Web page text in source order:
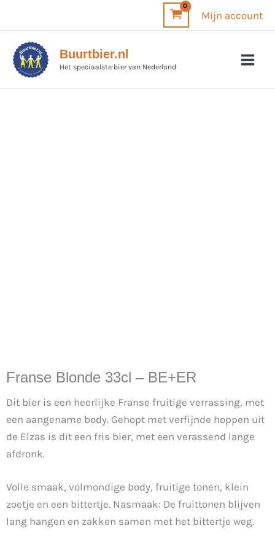
inhoud
Mijn account
Buurtbier.nl
Het speciaalste bier van Nederland
Franse Blonde 33cl – BE+ER
Dit bier is een heerlijke Franse fruitige verrassing, met
een aangename body. Gehopt met verfijnde hoppen uit
de Elzas is dit een fris bier, met een verassend lange
afdronk.
Volle smaak, volmondige body, fruitige tonen, klein
zoetje en een bittertje. Nasmaak: De fruittonen blijven
lang hangen en zakken samen met het bittertje weg.